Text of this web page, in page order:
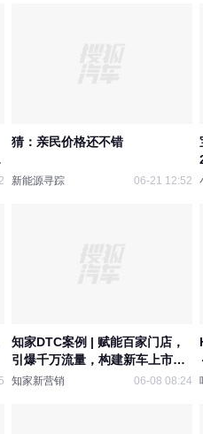
猜：亲民价格还不错
新能源寻踪 06-21 12:52
知家DTC案例 | 赋能百家门店，
引爆千万流量，构建新车上市获
客新生态
知家新营销 06-08 08:24